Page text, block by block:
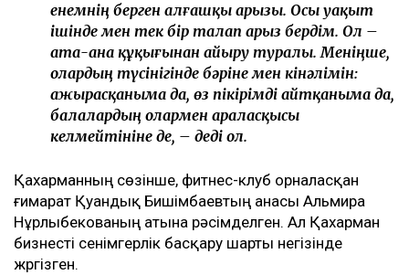
енемнің берген алғашқы арызы. Осы уақыт
ішінде мен тек бір талап арыз бердім. Ол –
ата-ана құқығынан айыру туралы. Меніңше,
олардың түсінігінде бәріне мен кінәлімін:
ажырасқаныма да, өз пікірімді айтқаныма да,
балалардың олармен араласқысы
келмейтініне де, – деді ол.
Қахарманның сөзінше, фитнес-клуб орналасқан
ғимарат Қуандық Бишімбаевтың анасы Альмира
Нұрлыбекованың атына рәсімделген. Ал Қахарман
бизнесті сенімгерлік басқару шарты негізінде
жүргізген.